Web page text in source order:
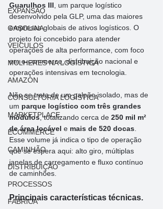
EXPANSÃO
GASOLINA
VEÍCULOS
MULHERES NA LOGÍSTICA
AMAZON
CONSULTORIA LOGÍSTICA
MARKETPLACE
ECOMMERCE
CAMINHÃO
DISTRIBUIÇÃO
PROCESSOS
FABRICA
Guarulhos III , um parque logístico
desenvolvido pela GLP, uma das maiores
empresas globais de ativos logísticos. O
projeto foi concebido para atender
operações de alta performance, com foco
em e-commerce, distribuição nacional e
operações intensivas em tecnologia.
Não se trata de um galpão isolado, mas de
um parque logístico com três grandes
módulos, totalizando cerca de 250 mil m²
de área locável e mais de 520 docas
Esse volume já indica o tipo de operação
que se espera aqui: alto giro, múltiplas
janelas de carregamento e fluxo contínuo
de caminhões.
Principais características técnicas.